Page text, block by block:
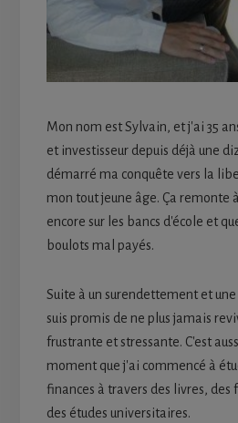
Mon nom est Sylvain, et j'ai 35
et investisseur depuis déjà une
démarré ma conquête vers la
mon tout jeune âge. Ça remonte
encore sur les bancs d'école et
boulots mal payés.
Suite à un surendettement et
suis promis de ne plus jamais
frustrante et stressante. C'est
moment que j'ai commencé à
finances à travers des livres,
des études universitaires.